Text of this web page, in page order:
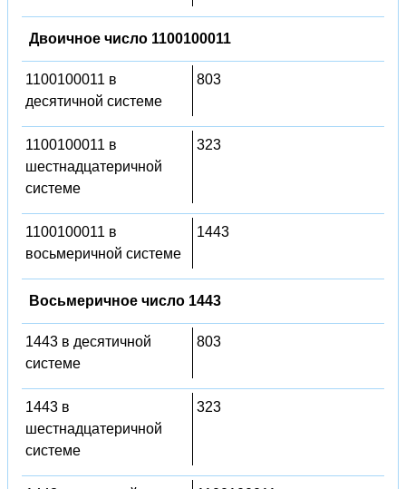
Двоичное число 1100100011
1100100011 в
десятичной системе
803
1100100011 в
шестнадцатеричной
системе
323
1100100011 в
восьмеричной системе
1443
Восьмеричное число 1443
1443 в десятичной
системе
803
1443 в
шестнадцатеричной
системе
323